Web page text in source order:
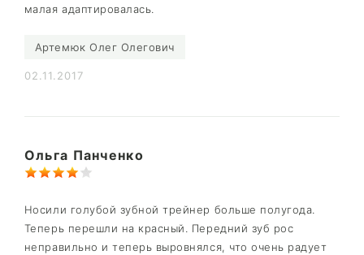
малая адаптировалась.
Артемюк Олег Олегович
02.11.2017
Ольга Панченко
Носили голубой зубной трейнер больше полугода.
Теперь перешли на красный. Передний зуб рос
неправильно и теперь выровнялся, что очень радует